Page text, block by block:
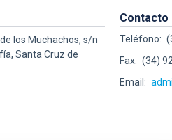
los Muchachos, s/n
Santa Cruz de
Contacto
Teléfono
Fax
(34)
Email